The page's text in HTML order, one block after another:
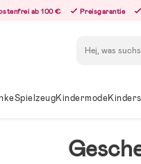
ab 100 € Preisgarantie
SpielzeugKindermode